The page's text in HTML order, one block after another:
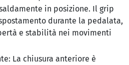
in posizione. Il grip
durante la pedalata,
e stabilità nei movimenti
La chiusura anteriore è